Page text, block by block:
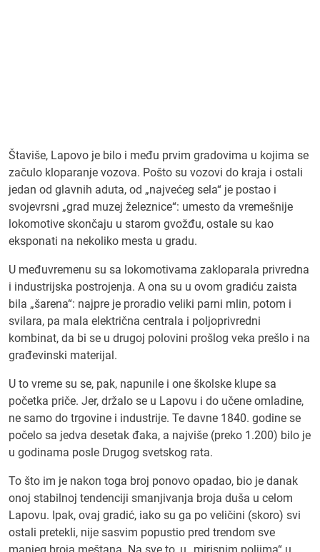
Štaviše, Lapovo je bilo i među prvim gradovima u kojima se
začulo kloparanje vozova. Pošto su vozovi do kraja i ostali
jedan od glavnih aduta, od „najvećeg sela“ je postao i
svojevrsni „grad muzej železnice“: umesto da vremešnije
lokomotive skončaju u starom gvožđu, ostale su kao
eksponati na nekoliko mesta u gradu.
U međuvremenu su sa lokomotivama zakloparala privredna
i industrijska postrojenja. A ona su u ovom gradiću zaista
bila „šarena“: najpre je proradio veliki parni mlin, potom i
svilara, pa mala električna centrala i poljoprivredni
kombinat, da bi se u drugoj polovini prošlog veka prešlo i na
građevinski materijal.
U to vreme su se, pak, napunile i one školske klupe sa
početka priče. Jer, držalo se u Lapovu i do učene omladine,
ne samo do trgovine i industrije. Te davne 1840. godine se
počelo sa jedva desetak đaka, a najviše (preko 1.200) bilo je
u godinama posle Drugog svetskog rata.
To što im je nakon toga broj ponovo opadao, bio je danak
onoj stabilnoj tendenciji smanjivanja broja duša u celom
Lapovu. Ipak, ovaj gradić, iako su ga po veličini (skoro) svi
ostali pretekli, nije sasvim popustio pred trendom sve
manjeg broja meštana. Na sve to, u „mirisnim poljima“ u